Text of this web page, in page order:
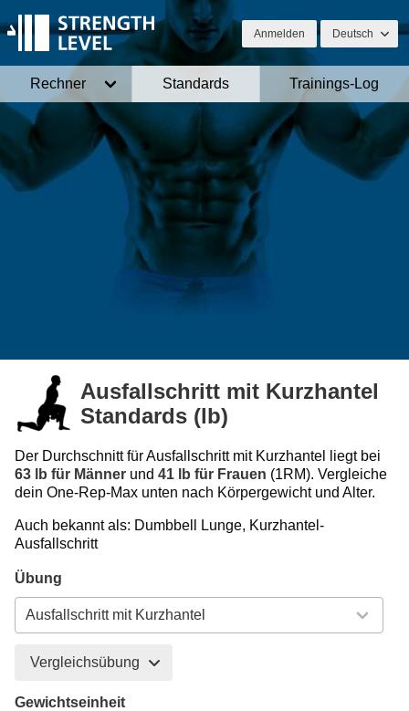
Anmelden Deutsch
Rechner Standards Trainings-Log
Ausfallschritt mit Kurzhantel
Standards (lb)
Der Durchschnitt für Ausfallschritt mit Kurzhantel liegt bei
63 lb für Männer und 41 lb für Frauen (1RM). Vergleiche
dein One-Rep-Max unten nach Körpergewicht und Alter.
Auch bekannt als: Dumbbell Lunge, Kurzhantel-
Ausfallschritt
Übung
Vergleichsübung
Gewichtseinheit